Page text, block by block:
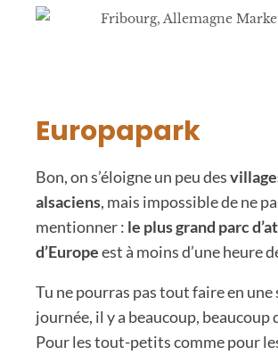
Europapark
Bon, on s’éloigne un peu des
alsaciens, mais impossible de ne
mentionner : le plus grand parc
d’Europeest à moins d’une heure
Tu ne pourras pas tout faire en une
journée, il y a beaucoup, beaucoup
Pour les tout-petits comme pour